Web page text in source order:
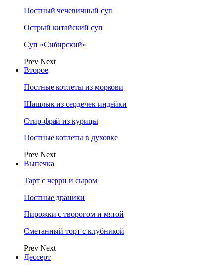
Постный чечевичный суп
Острый китайский суп
Суп «Сибирский»
Prev Next
Второе
Постные котлеты из моркови
Шашлык из сердечек индейки
Стир-фрай из курицы
Постные котлеты в духовке
Prev Next
Выпечка
Тарт с черри и сыром
Постные драники
Пирожки с творогом и мятой
Сметанный торт с клубникой
Prev Next
Дессерт